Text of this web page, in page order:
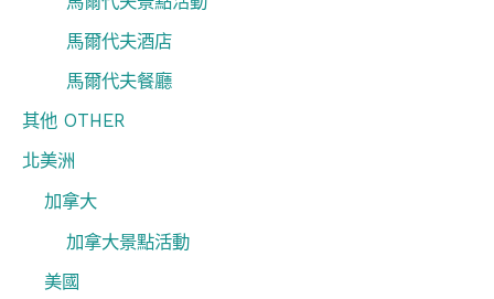
馬爾代夫酒店
馬爾代夫餐廳
其他 OTHER
北美洲
加拿大
加拿大景點活動
美國